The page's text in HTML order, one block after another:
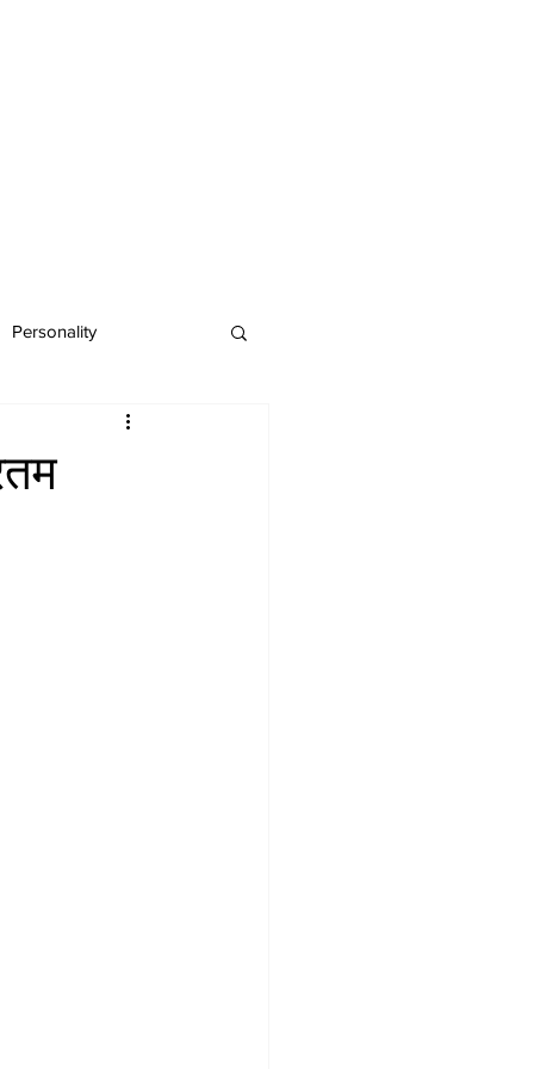
Personality